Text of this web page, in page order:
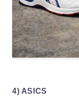
4) ASICS